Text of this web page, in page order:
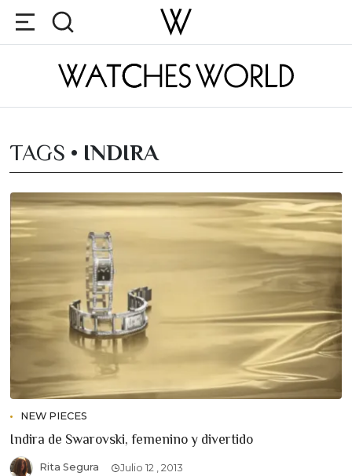
TAGS • INDIRA
NEW PIECES
Indira de Swarovski, femenino y divertido
Rita Segura Julio 12 , 2013